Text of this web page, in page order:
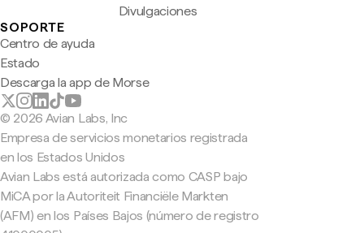
Divulgaciones
SOPORTE
Centro de ayuda
Estado
Descarga la app de Morse
© 2026 Avian Labs, Inc
Empresa de servicios monetarios registrada
en los Estados Unidos
Avian Labs está autorizada como CASP bajo
MiCA por la Autoriteit Financiële Markten
(AFM) en los Países Bajos (número de registro